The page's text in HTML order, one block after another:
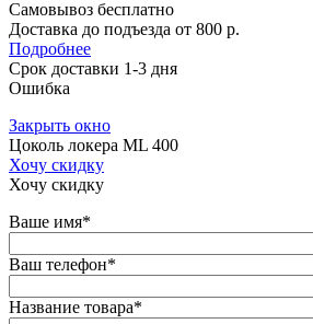
Самовывоз бесплатно
Доставка до подъезда от 800 р.
Подробнее
Срок доставки 1-3 дня
Ошибка
Закрыть окно
Цоколь локера ML 400
Хочу скидку
Хочу скидку
Ваше имя*
Ваш телефон*
Название товара*